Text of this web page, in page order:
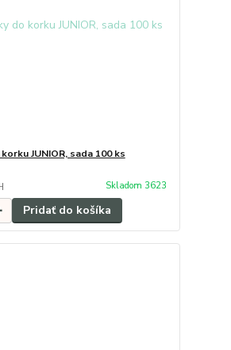
JUNIOR, sada 100 ks
Skladom 3623
Pridať do košíka